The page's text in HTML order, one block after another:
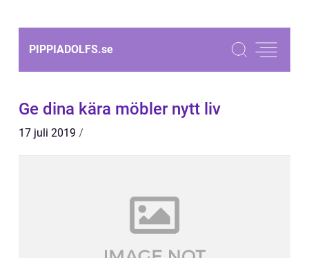
PIPPIADOLFS.se
Ge dina kära möbler nytt liv
17 juli 2019